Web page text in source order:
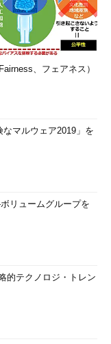
、フェアネス）
マルウェア2019」を
リュームグループを
的テクノロジ・トレン